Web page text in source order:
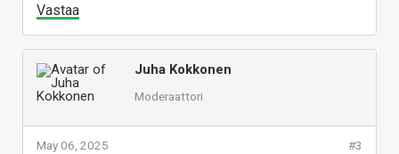
Vastaa
Juha Kokkonen
Moderaattori
#3
May 06, 2025